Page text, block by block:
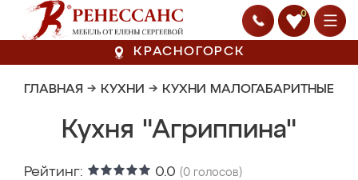
0
КРАСНОГОРСК
ГЛАВНАЯ → КУХНИ → КУХНИ МАЛОГАБАРИТНЫЕ
Кухня "Агриппина"
Рейтинг: 0.0 (0 голосов)